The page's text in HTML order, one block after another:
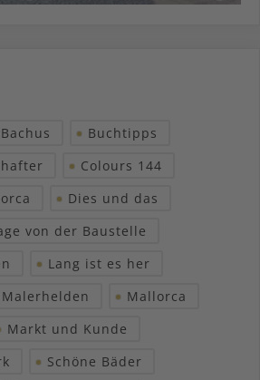
Buchtipps
Colours 144
Dies und das
von der Baustelle
Lang ist es her
Malerhelden
Mallorca
Markt und Kunde
Schöne Bäder